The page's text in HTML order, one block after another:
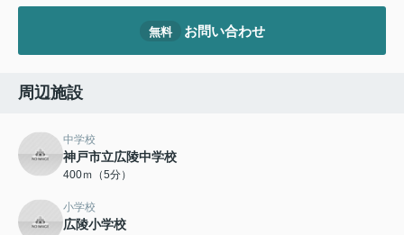
無料 お問い合わせ
周辺施設
中学校
神戸市立広陵中学校
400ｍ（5分）
小学校
広陵小学校